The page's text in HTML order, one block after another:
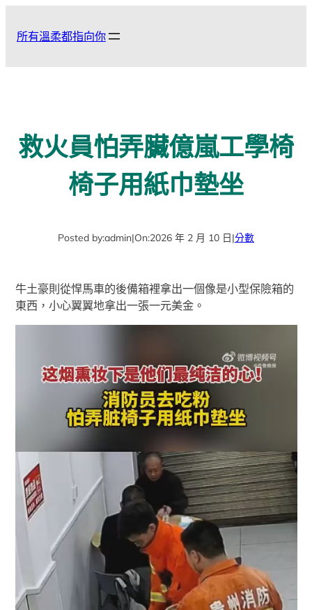
所有溫柔都指向你
救火員怕弄臟億嵐工學椅
椅子用紙巾墊坐
Posted by:admin|On:2026 年 2 月 10 日|分數
牛土豪則從悍馬車的後備箱裡拿出一個像是小型保險箱的
東西，小心翼翼地拿出一張一元美金。